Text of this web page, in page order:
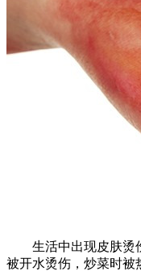
生活中出现皮肤烫
被开水烫伤，炒菜时被